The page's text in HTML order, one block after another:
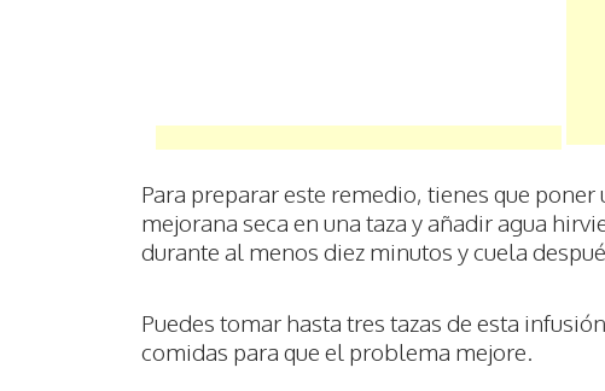
Para preparar este remedio, tienes que
mejorana seca en una taza y añadir agua
durante al menos diez minutos y cuela
Puedes tomar hasta tres tazas de esta
comidas para que el problema mejore.